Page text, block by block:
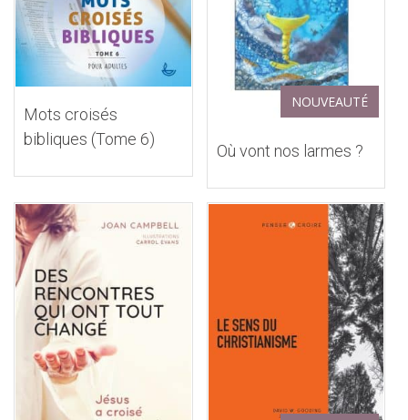
Mots croisés
bibliques (Tome 6)
NOUVEAUTÉ
Où vont nos larmes ?